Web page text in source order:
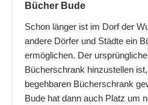
Bücher Bude
Schon länger ist im Dorf der
andere Dörfer und Städte ein
ermöglichen. Der
Bücherschrank hinzustellen
begehbaren Bücherschrank
Bude hat dann auch Platz um